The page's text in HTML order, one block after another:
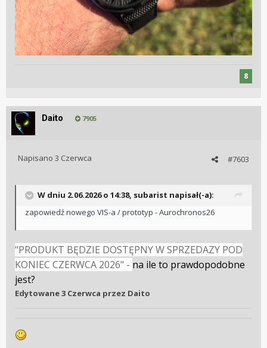
8
Daito 7905
#7603
Napisano 3 Czerwca
W dniu 2.06.2026 o 14:38, subarist napisał(-a):
zapowiedź nowego VIS-a / prototyp - Aurochronos26
"PRODUKT BĘDZIE DOSTĘPNY W SPRZEDAZY POD
KONIEC CZERWCA 2026" - na ile to prawdopodobne
jest?
Edytowane3 Czerwca przez Daito